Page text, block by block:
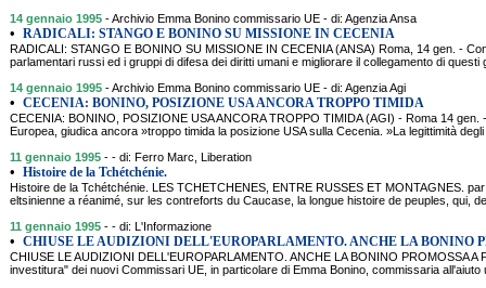
14 gennaio 1995 - Archivio Emma Bonino commissario UE - di: Agenzia Ansa
• RADICALI: STANGO E BONINO SU MISSIONE IN CECENIA
RADICALI: STANGO E BONINO SU MISSIONE IN CECENIA (ANSA) Roma, 14 gen. -
parlamentari russi ed i gruppi di difesa dei diritti umani e migliorare il collegamento di questi
14 gennaio 1995 - Archivio Emma Bonino commissario UE - di: Agenzia Agi
• CECENIA: BONINO, POSIZIONE USA ANCORA TROPPO TIMIDA
CECENIA: BONINO, POSIZIONE USA ANCORA TROPPO TIMIDA (AGI) - Roma 14 gen.
Europea, giudica ancora »troppo timida la posizione USA sulla Cecenia. »La legittimità
11 gennaio 1995 - - di: Ferro Marc, Liberation
• Histoire de la Tchétchénie.
Histoire de la Tchétchénie. LES TCHETCHENES, ENTRE RUSSES ET MONTAGNES.
eltsinienne a réanimé, sur les contreforts du Caucase, la longue histoire de peuples, qui,
11 gennaio 1995 - - di: L'Informazione
• CHIUSE LE AUDIZIONI DELL'EUROPARLAMENTO. ANCHE LA BONINO
CHIUSE LE AUDIZIONI DELL'EUROPARLAMENTO. ANCHE LA BONINO PROMOSSA
investitura" dei nuovi Commissari UE, in particolare di Emma Bonino, commissaria all'aiuto